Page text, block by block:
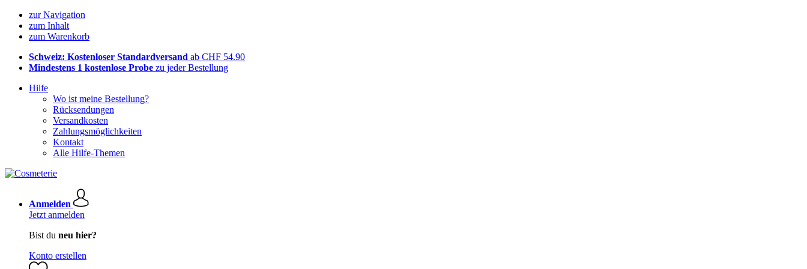
zur Navigation
zum Inhalt
zum Warenkorb
Schweiz: Kostenloser Standardversand ab CHF 54.90
Mindestens 1 kostenlose Probe zu jeder Bestellung
Hilfe
Wo ist meine Bestellung?
Rücksendungen
Versandkosten
Zahlungsmöglichkeiten
Kontakt
Alle Hilfe-Themen
Anmelden
Jetzt anmelden
Bist du neu hier?
Konto erstellen